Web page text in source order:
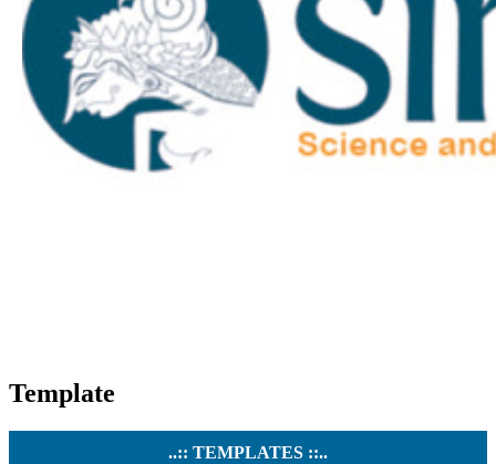
Template
..:: TEMPLATES ::..